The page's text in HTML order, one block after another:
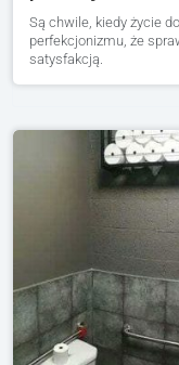
Są chwile, kiedy życie
perfekcjonizmu, że
satysfakcją.